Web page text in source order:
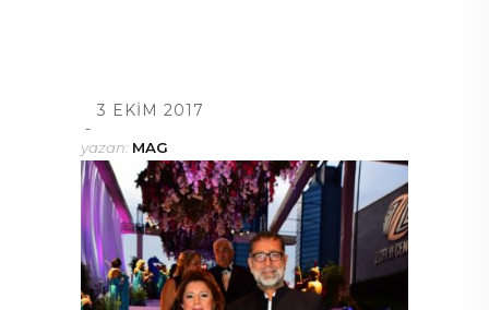
3 EKIM 2017
yazan: MAG